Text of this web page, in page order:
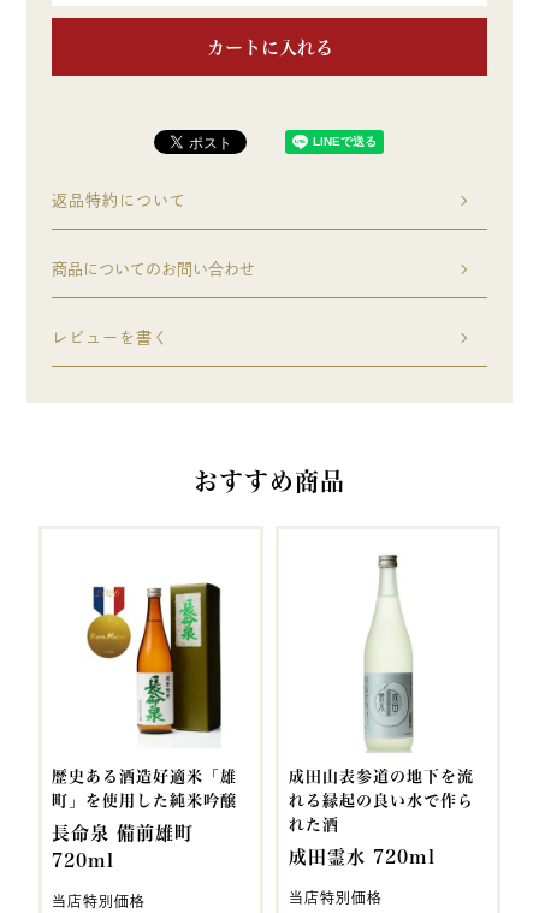
カートに入れる
返品特約について
商品についてのお問い合わせ
レビューを書く
おすすめ商品
歴史ある酒造好適米「雄
町」を使用した純米吟醸
長命泉 備前雄町
720ml
当店特別価格
成田山表参道の地下を流
れる縁起の良い水で作ら
れた酒
成田霊水 720ml
当店特別価格